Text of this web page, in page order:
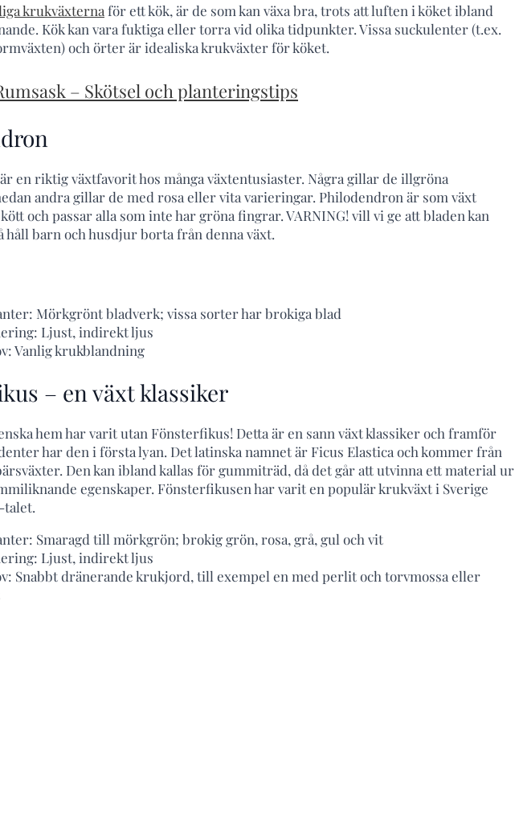
krukväxterna för ett kök, är de som kan växa bra, trots att luften i köket ibland
Kök kan vara fuktiga eller torra vid olika tidpunkter. Vissa suckulenter (t.ex.
och örter är idealiska krukväxter för köket.
– Skötsel och planteringstips
en riktig växtfavorit hos många växtentusiaster. Några gillar de illgröna
andra gillar de med rosa eller vita varieringar. Philodendron är som växt
och passar alla som inte har gröna fingrar. VARNING! vill vi ge att bladen kan
håll barn och husdjur borta från denna växt.
Mörkgrönt bladverk; vissa sorter har brokiga blad
Ljust, indirekt ljus
Vanlig krukblandning
– en växt klassiker
hem har varit utan Fönsterfikus! Detta är en sann växt klassiker och framför
har den i första lyan. Det latinska namnet är Ficus Elastica och kommer från
Den kan ibland kallas för gummiträd, då det går att utvinna ett material ur
egenskaper. Fönsterfikusen har varit en populär krukväxt i Sverige
talet.
Smaragd till mörkgrön; brokig grön, rosa, grå, gul och vit
Ljust, indirekt ljus
Snabbt dränerande krukjord, till exempel en med perlit och torvmossa eller